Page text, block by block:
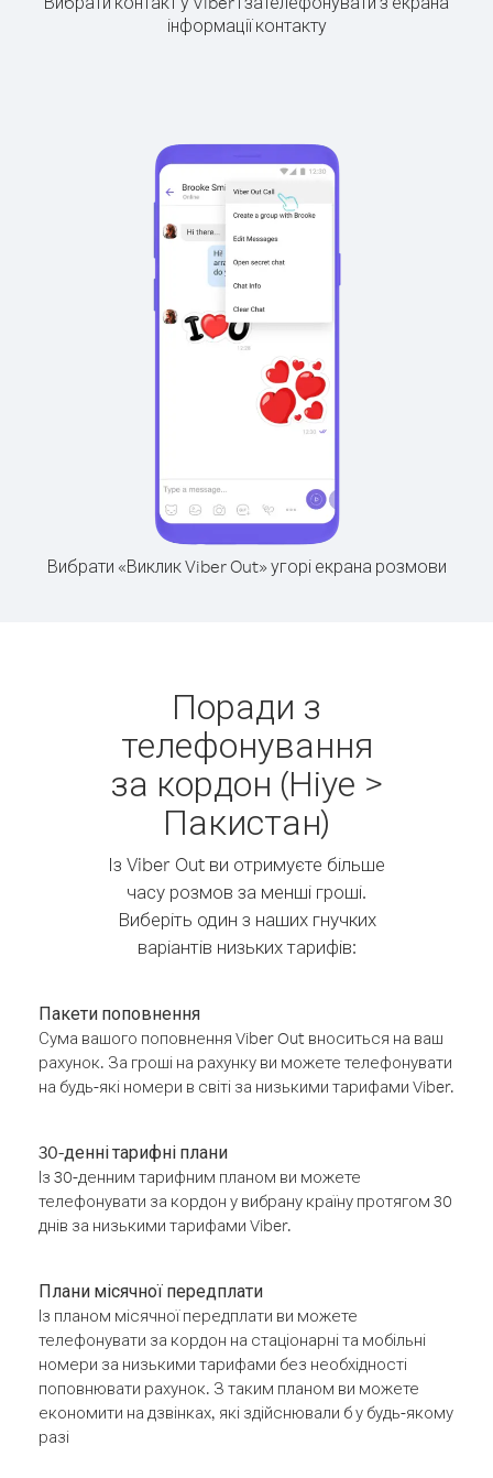
інформації контакту
Вибрати «Виклик Viber Out» угорі екрана розмови
Поради з
телефонування
за кордон (Ніуе >
Пакистан)
Із Viber Out ви отримуєте більше
часу розмов за менші гроші.
Виберіть один з наших гнучких
варіантів низьких тарифів:
Пакети поповнення
Сума вашого поповнення Viber Out вноситься на ваш
рахунок. За гроші на рахунку ви можете телефонувати
на будь-які номери в світі за низькими тарифами Viber.
30-денні тарифні плани
Із 30-денним тарифним планом ви можете
телефонувати за кордон у вибрану країну протягом 30
днів за низькими тарифами Viber.
Плани місячної передплати
Із планом місячної передплати ви можете
телефонувати за кордон на стаціонарні та мобільні
номери за низькими тарифами без необхідності
поповнювати рахунок. З таким планом ви можете
економити на дзвінках, які здійснювали б у будь-якому
разі